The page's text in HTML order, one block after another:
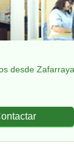
desde